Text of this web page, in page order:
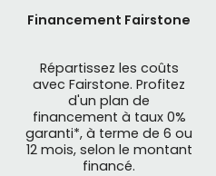
Financement Fairstone
Répartissez les coûts
avec Fairstone. Profitez
d'un plan de
financement à taux 0%
garanti*, à terme de 6 ou
12 mois, selon le montant
financé.